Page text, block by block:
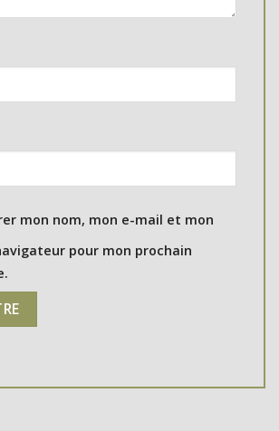
mon nom, mon e-mail et mon
pour mon prochain